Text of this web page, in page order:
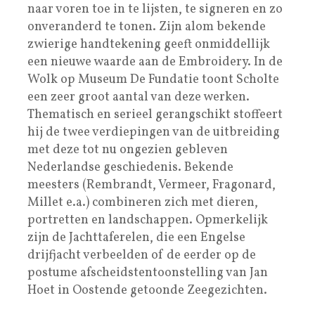
naar voren toe in te lijsten, te signeren en zo
onveranderd te tonen. Zijn alom bekende
zwierige handtekening geeft onmiddellijk
een nieuwe waarde aan de Embroidery. In de
Wolk op Museum De Fundatie toont Scholte
een zeer groot aantal van deze werken.
Thematisch en serieel gerangschikt stoffeert
hij de twee verdiepingen van de uitbreiding
met deze tot nu ongezien gebleven
Nederlandse geschiedenis. Bekende
meesters (Rembrandt, Vermeer, Fragonard,
Millet e.a.) combineren zich met dieren,
portretten en landschappen. Opmerkelijk
zijn de Jachttaferelen, die een Engelse
drijfjacht verbeelden of de eerder op de
postume afscheidstentoonstelling van Jan
Hoet in Oostende getoonde Zeegezichten.